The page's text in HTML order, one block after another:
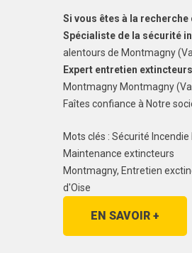
Si vous êtes à la recherche
Spécialiste de la sécurité
alentours de Montmagny
Expert entretien extincteurs
Montmagny Montmagny
Faîtes confiance à Notre
Mots clés : Sécurité
Maintenance extincteurs
Montmagny, Entretien
d'Oise
EN SAVOIR +